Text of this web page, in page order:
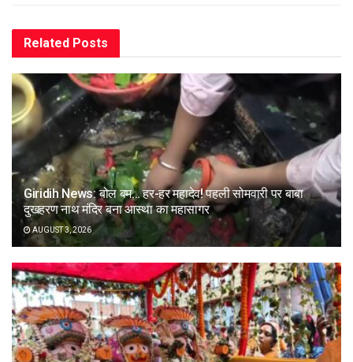
Related Posts
Giridih News: बोल बम… हर-हर महादेव! पहली सोमवारी पर बाबा
दुखहरण नाथ मंदिर बना आस्था का महासागर
AUGUST 3, 2026